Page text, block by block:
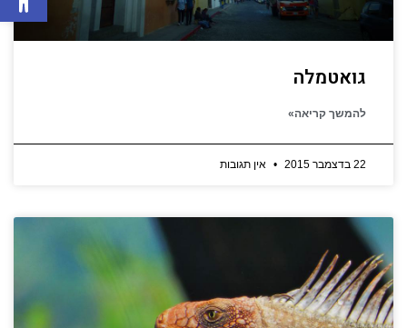
גואטמלה
להמשך קריאה»
22 בדצמבר 2015 אין תגובות